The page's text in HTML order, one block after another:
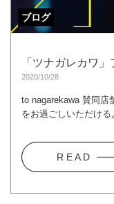
ブログ
「ツナガレカワ」
2020/10/28
to nagarekawa 賛同店
をお過ごしいただける
R E A D